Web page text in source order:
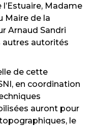
Madame
Maire de la
Arnaud Sandri
autres autorités
de cette
en coordination
auront pour
le